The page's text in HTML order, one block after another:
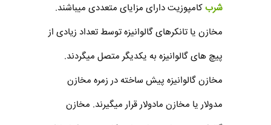
شربکامپوزیت دارای مزایای متعددی میباشند.
مخازن یا تانکرهای گالوانیزه توسط تعداد زیادی از
پیچ های گالوانیزه به یکدیگر متصل میگردند.
مخازن گالوانیزه پیش ساخته در زمره مخازن
مدولار یا مخازن مادولار قرار میگیرند. مخازن